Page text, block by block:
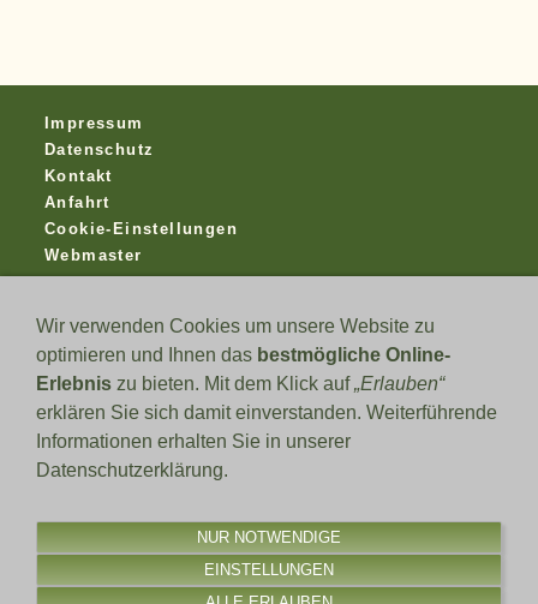
Impressum
Datenschutz
Kontakt
Anfahrt
Cookie-Einstellungen
Webmaster
- Luftgewehr/- Pistole 10 Meter
- Kleinkaliber 50 und 100 Meter
- Bogen versch. Entfernungen
- Lichtpunkt
Training Kugel / Lichtpunkt
Training Bogenschützen
Mittwoch 17:00-19:30 Uhr
Wir verwenden Cookies um unsere Website zu
optimieren und Ihnen das bestmögliche Online-
Erlebnis zu bieten. Mit dem Klick auf„Erlauben“
erklären Sie sich damit einverstanden. Weiterführende
Informationen erhalten Sie in unserer
Datenschutzerklärung.
NUR NOTWENDIGE
EINSTELLUNGEN